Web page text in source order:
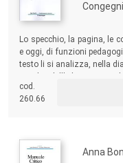
Lo specchio, la pagina, le
e oggi, di funzioni
testo li si analizza, nella
grazie a una variegata
cod.
260.66
Anna